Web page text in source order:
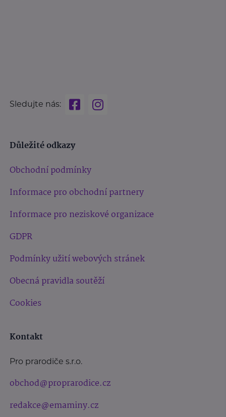
Sledujte nás:
Důležité odkazy
Obchodní podmínky
Informace pro obchodní partnery
Informace pro neziskové organizace
GDPR
Podmínky užití webových stránek
Obecná pravidla soutěží
Cookies
Kontakt
Pro prarodiče s.r.o.
obchod@proprarodice.cz
redakce@emaminy.cz